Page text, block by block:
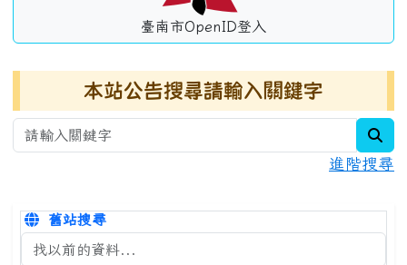
臺南市OpenID登入
本站公告搜尋請輸入關鍵字
進階搜尋
舊站搜尋
搜尋台南市永康國小全球資訊網關鍵字